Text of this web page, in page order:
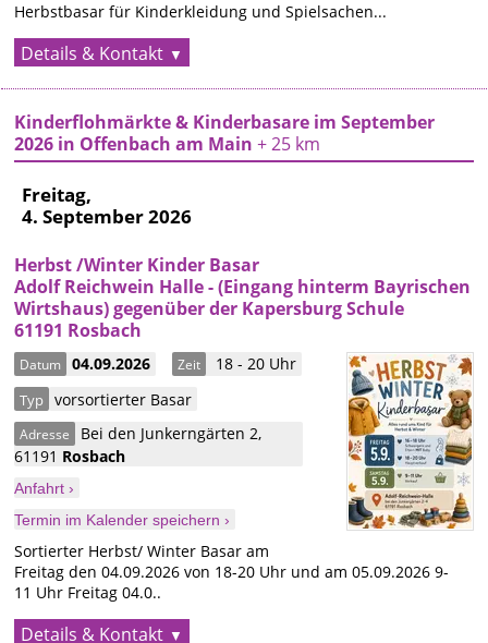
Herbstbasar für Kinderkleidung und Spielsachen...
Details & Kontakt
Kinderflohmärkte & Kinderbasare im September
2026 in Offenbach am Main+ 25 km
Freitag,
4. September 2026
Herbst /Winter Kinder Basar
Adolf Reichwein Halle - (Eingang hinterm Bayrischen
Wirtshaus) gegenüber der Kapersburg Schule
61191 Rosbach
Datum 04.09.2026 Zeit 18 - 20 Uhr
Typ vorsortierter Basar
Adresse Bei den Junkerngärten 2,
61191 Rosbach
Anfahrt ›
Termin im Kalender speichern ›
Sortierter Herbst/ Winter Basar am
Freitag den 04.09.2026 von 18-20 Uhr und am 05.09.2026 9-
11 Uhr Freitag 04.0..
Details & Kontakt